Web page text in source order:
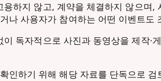
하지 않고, 계약을 체결하지 않으며,
나 사용자가 참여하는 어떤 이벤트도
독자적으로 사진과 동영상을 제작·
인하기 위해 해당 자료를 단독으로 검